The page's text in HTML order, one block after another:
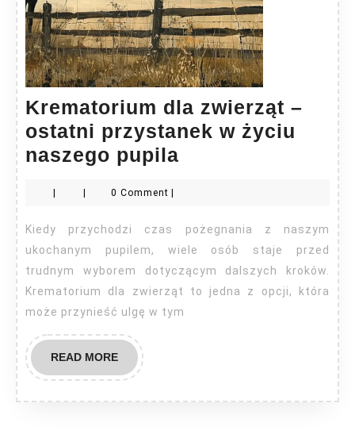
Krematorium dla zwierząt –
ostatni przystanek w życiu
naszego pupila
–
ostatni
przystanek
w
życiu
0 Comment
Kiedy przychodzi czas pożegnania z naszym
ukochanym pupilem, wiele osób staje przed
trudnym wyborem dotyczącym dalszych kroków.
Krematorium dla zwierząt to jedna z opcji, która
może przynieść ulgę w tym
READ MOREREAD
MORE